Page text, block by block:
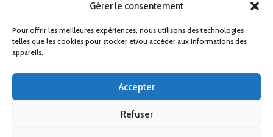
Gérer le consentement
Pour offrir les meilleures expériences, nous utilisons des technologies
telles que les cookies pour stocker et/ou accéder aux informations des
appareils.
Accepter
Refuser
Mentions légales
Politique de confidentialité
CGV